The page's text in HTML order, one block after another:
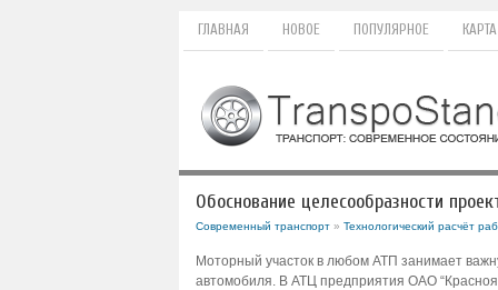
ГЛАВНАЯ НОВОЕ ПОПУЛЯРНОЕ
Обоснование целесообразности
Современный транспорт» Технологический расчёт
Моторный участок в любом АТП занимает
автомобиля. В АТЦ предприятия ОАО